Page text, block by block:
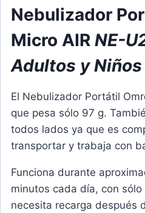
Nebulizador
Micro AIR NE-
Adultos y Niños
El Nebulizador Portátil
que pesa sólo 97 g.
todos lados ya que es
transportar y trabaja con
Funciona durante
minutos cada día, con
necesita recarga después